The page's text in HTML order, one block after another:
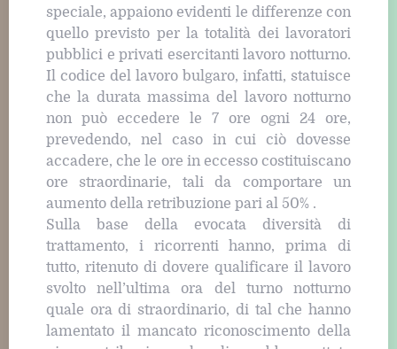
speciale, appaiono evidenti le differenze con
quello previsto per la totalità dei lavoratori
pubblici e privati esercitanti lavoro notturno.
Il codice del lavoro bulgaro, infatti, statuisce
che la durata massima del lavoro notturno
non può eccedere le 7 ore ogni 24 ore,
prevedendo, nel caso in cui ciò dovesse
accadere, che le ore in eccesso costituiscano
ore straordinarie, tali da comportare un
aumento della retribuzione pari al 50% .
Sulla base della evocata diversità di
trattamento, i ricorrenti hanno, prima di
tutto, ritenuto di dovere qualificare il lavoro
svolto nell’ultima ora del turno notturno
quale ora di straordinario, di tal che hanno
lamentato il mancato riconoscimento della